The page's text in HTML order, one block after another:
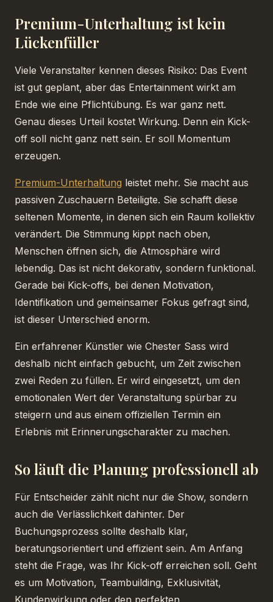
Premium-Unterhaltung ist kein
Lückenfüller
Viele Veranstalter kennen dieses Risiko: Das Event
ist gut geplant, aber das Entertainment wirkt am
Ende wie eine Pflichtübung. Es war ganz nett.
Genau dieses Urteil kostet Wirkung. Denn ein Kick-
off soll nicht ganz nett sein. Er soll Momentum
erzeugen.
Premium-Unterhaltung leistet mehr. Sie macht aus
passiven Zuschauern Beteiligte. Sie schafft diese
seltenen Momente, in denen sich ein Raum kollektiv
verändert. Die Stimmung kippt nach oben,
Menschen öffnen sich, die Atmosphäre wird
lebendig. Das ist nicht dekorativ, sondern funktional.
Gerade bei Kick-offs, bei denen Motivation,
Identifikation und gemeinsamer Fokus gefragt sind,
ist dieser Unterschied enorm.
Ein erfahrener Künstler wie Chester Sass wird
deshalb nicht einfach gebucht, um Zeit zwischen
zwei Reden zu füllen. Er wird eingesetzt, um den
emotionalen Wert der Veranstaltung spürbar zu
steigern und aus einem offiziellen Termin ein
Erlebnis mit Erinnerungscharakter zu machen.
So läuft die Planung professionell ab
Für Entscheider zählt nicht nur die Show, sondern
auch die Verlässlichkeit dahinter. Der
Buchungsprozess sollte deshalb klar,
beratungsorientiert und effizient sein. Am Anfang
steht die Frage, was Ihr Kick-off erreichen soll. Geht
es um Motivation, Teambuilding, Exklusivität,
Kundenwirkung oder den perfekten